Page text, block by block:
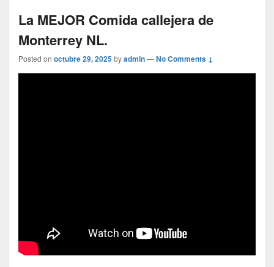
La MEJOR Comida callejera de
Monterrey NL.
Posted on octubre 29, 2025byadmin—No Comments ↓